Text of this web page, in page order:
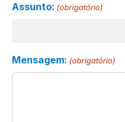
Assunto: (obrigatório)
Mensagem: (obrigatório)